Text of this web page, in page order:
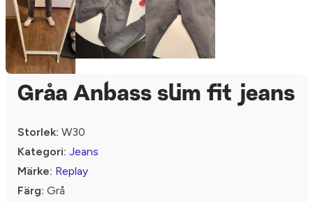
Gråa Anbass slim fit jeans
Storlek: W30
Kategori: Jeans
Märke: Replay
Färg: Grå